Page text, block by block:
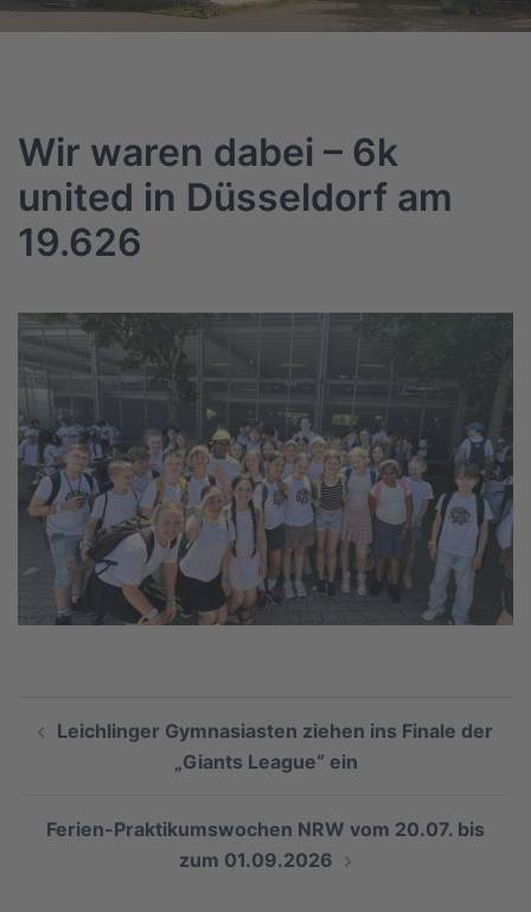
Wir waren dabei – 6k
united in Düsseldorf am
19.626
Leichlinger Gymnasiasten ziehen ins Finale der
„Giants League“ ein
Ferien-Praktikumswochen NRW vom 20.07. bis
zum 01.09.2026